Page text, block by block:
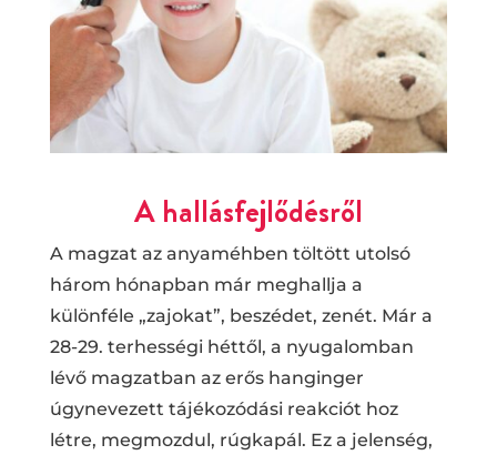
A hallásfejlődésről
A magzat az anyaméhben töltött utolsó
három hónapban már meghallja a
különféle „zajokat”, beszédet, zenét. Már a
28-29. terhességi héttől, a nyugalomban
lévő magzatban az erős hanginger
úgynevezett tájékozódási reakciót hoz
létre, megmozdul, rúgkapál. Ez a jelenség,